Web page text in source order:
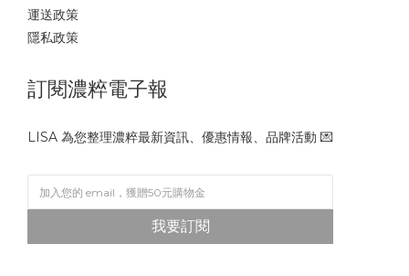
運送政策
隱私政策
訂閱濃粹電子報
LISA 為您整理濃粹最新資訊、優惠情報、品牌活動 💌
我要訂閱